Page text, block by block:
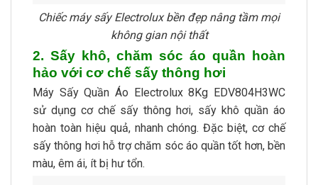
Chiếc máy sấy Electrolux bền đẹp nâng tầm mọi
không gian nội thất
2. Sấy khô, chăm sóc áo quần hoàn
hảo với cơ chế sấy thông hơi
Máy Sấy Quần Áo Electrolux 8Kg EDV804H3WC
sử dụng cơ chế sấy thông hơi, sấy khô quần áo
hoàn toàn hiệu quả, nhanh chóng. Đặc biệt, cơ chế
sấy thông hơi hỗ trợ chăm sóc áo quần tốt hơn, bền
màu, êm ái, ít bị hư tổn.